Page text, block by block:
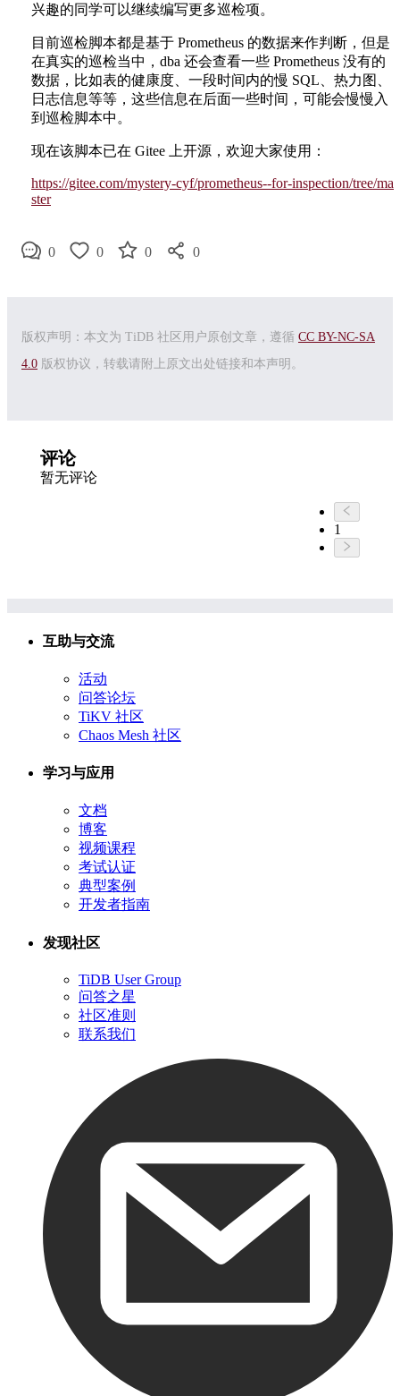
兴趣的同学可以继续编写更多巡检项。
目前巡检脚本都是基于 Prometheus 的数据来作判断，但是
在真实的巡检当中，dba 还会查看一些 Prometheus 没有的
数据，比如表的健康度、一段时间内的慢 SQL、热力图、
日志信息等等，这些信息在后面一些时间，可能会慢慢入
到巡检脚本中。
现在该脚本已在 Gitee 上开源，欢迎大家使用：
https://gitee.com/mystery-cyf/prometheus--for-inspection/tree/ma
ster
0 0 0 0
版权声明：本文为 TiDB 社区用户原创文章，遵循 CC BY-NC-SA
4.0 版权协议，转载请附上原文出处链接和本声明。
评论
暂无评论
1
互助与交流
活动
问答论坛
TiKV 社区
Chaos Mesh 社区
学习与应用
文档
博客
视频课程
考试认证
典型案例
开发者指南
发现社区
TiDB User Group
问答之星
社区准则
联系我们